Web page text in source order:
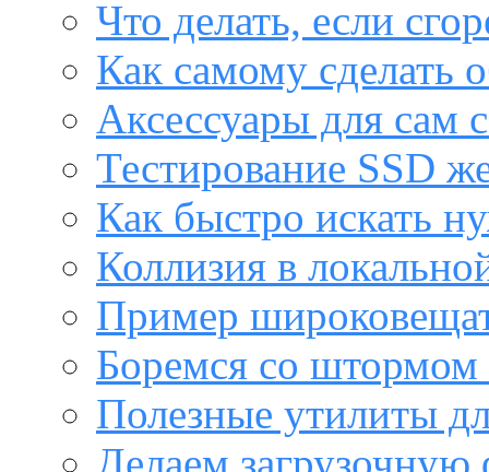
Что делать, если
Как самому сделать
Аксессуары для сам
Тестирование SSD
Как быстро искать
Коллизия в
Пример
Боремся со штормом
Полезные утилиты